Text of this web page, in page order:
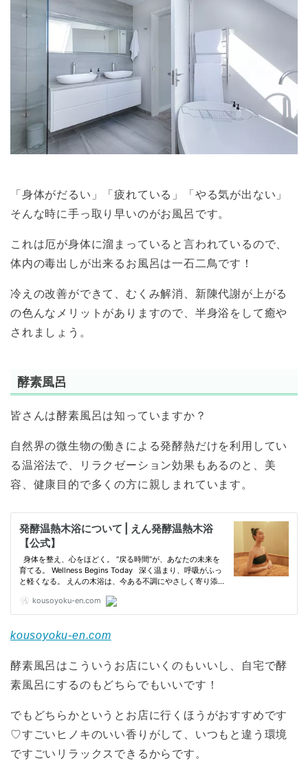
「身体がだるい」「疲れている」「やる気が出ない」
そんな時に手っ取り早いのがお風呂です。
これは厄が身体に溜まっていると言われているので、
体内の毒出しが出来るお風呂は一石二鳥です！
冷えの改善ができて、むくみ解消、新陳代謝が上がる
の色んなメリットがありますので、半身浴をして癒や
されましょう。
酵素風呂
皆さんは酵素風呂は知っていますか？
自然界の微生物の働きによる発酵熱だけを利用してい
る温浴法で、リラクゼーション効果もあるのと、美
容、健康目的で多くの方に親しまれています。
kousoyoku-en.com
酵素風呂はこういうお店にいくのもいいし、自宅で酵
素風呂にするのもどちらでもいいです！
でもどちらかというとお店に行くほうがおすすめです
♡すごいヒノキのいい香りがして、いつもと違う環境
ですごいリラックスできるからです。